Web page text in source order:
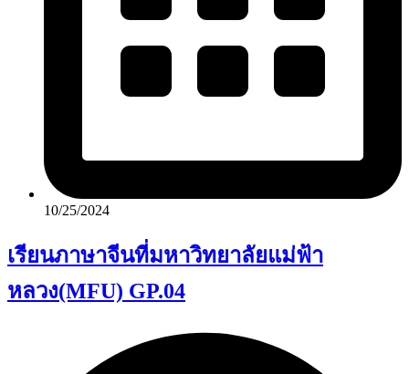
10/25/2024
เรียนภาษาจีนที่มหาวิทยาลัยแม่ฟ้า
หลวง(MFU) GP.04